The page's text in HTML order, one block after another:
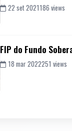
22 set 2021186 views
FIP do Fundo
18 mar 2022251 views